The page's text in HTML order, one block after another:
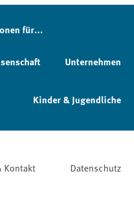
für...
Unternehmen
Kinder & Jugendliche
Kontakt
Datenschutz